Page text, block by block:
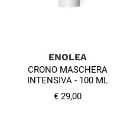
ENOLEA
CRONO MASCHERA
INTENSIVA - 100 ML
€ 29,00